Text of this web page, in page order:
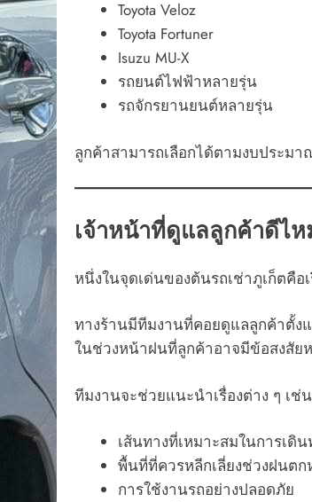
Toyota Veloz
Toyota Fortuner
Isuzu MU-X
รถยนต์ไฟฟ้าหลายรุ่น
รถจักรยานยนต์หลายรุ่น
ลูกค้าสามารถเลือกได้ตามงบประม
เจ้าหน้าที่ดูแลลูกค้าดีไ
หนึ่งในจุดเด่นของต้นรถเช่าภูเก็ตคือเ
ทางร้านมีทีมงานที่คอยดูแลลูกค้าตั้ง
ในช่วงหน้าฝนที่ลูกค้าอาจมีข้อสงสัย
ทีมงานจะช่วยแนะนำเรื่องต่าง ๆ เช่น
เส้นทางที่เหมาะสมในการเดิน
พื้นที่ที่ควรหลีกเลี่ยงช่วงฝนตก
การใช้งานรถอย่างปลอดภัย